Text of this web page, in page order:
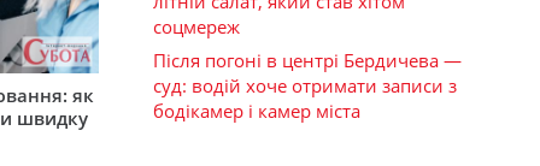
як
швидку
соцмереж
Після погоні в центрі Бердичева —
суд: водій хоче отримати записи з
бодікамер і камер міста